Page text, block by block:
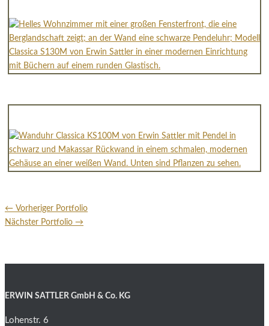
← Vorheriger Portfolio
Nächster Portfolio →
ERWIN SATTLER GmbH & Co. KG
Lohenstr. 6